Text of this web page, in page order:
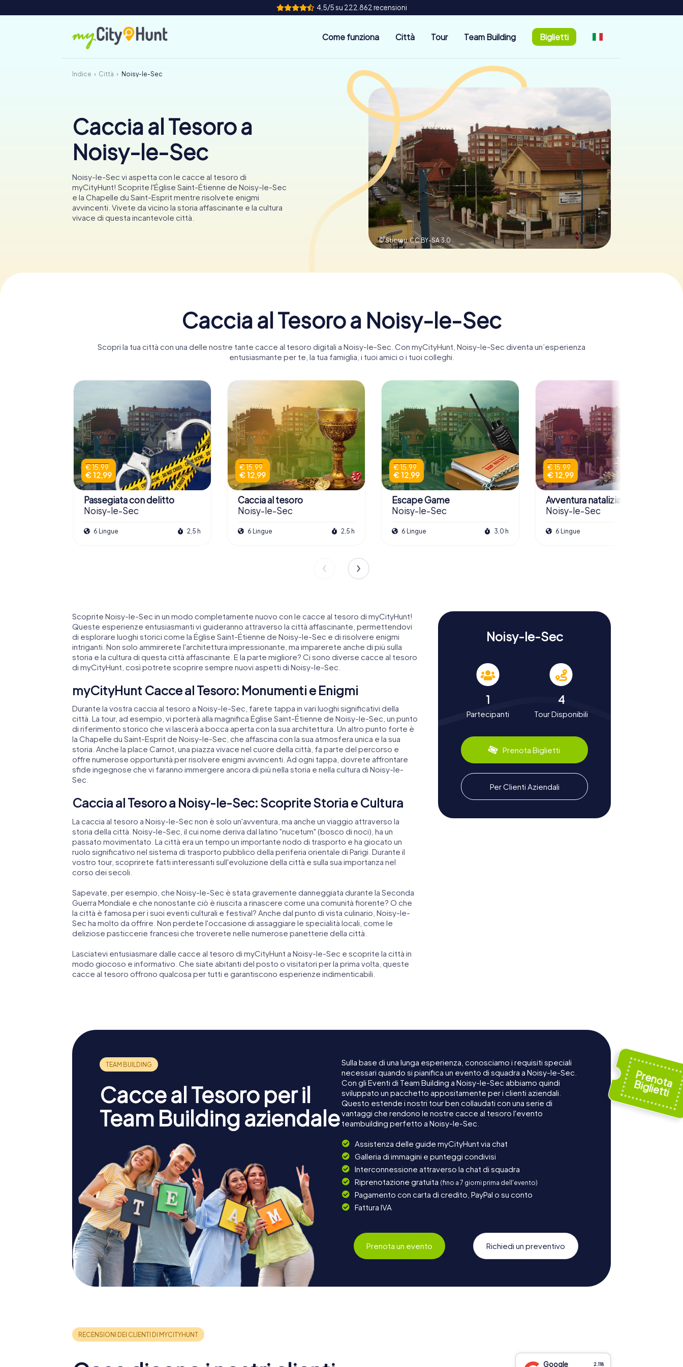
4,5/5 su 222.862 recensioni
Come funziona Città Tour Team Building Biglietti
Indice Città Noisy-le-Sec
Caccia al Tesoro a
Noisy-le-Sec
Noisy-le-Sec vi aspetta con le cacce al tesoro di
myCityHunt! Scoprite l'Église Saint-Étienne de Noisy-le-Sec
e la Chapelle du Saint-Esprit mentre risolvete enigmi
avvincenti. Vivete da vicino la storia affascinante e la cultura
vivace di questa incantevole città.
© Sticreu,CC BY-SA 3.0
Caccia al Tesoro a Noisy-le-Sec
Scopri la tua città con una delle nostre tante cacce al tesoro digitali a Noisy-le-Sec. Con myCityHunt, Noisy-le-Sec diventa un’esperienza
entusiasmante per te, la tua famiglia, i tuoi amici o i tuoi colleghi.
€ 15,99
€ 12,99
Passegiata con delitto
Noisy-le-Sec
6 Lingue 2,5 h
€ 15,99
€ 12,99
Caccia al tesoro
Noisy-le-Sec
6 Lingue 2,5 h
€ 15,99
€ 12,99
Escape Game
Noisy-le-Sec
6 Lingue 3,0 h
€ 15,99
€ 12,99
Avventura natalizia
Noisy-le-Sec
6 Lingue
Scoprite Noisy-le-Sec in un modo completamente nuovo con le cacce al tesoro di myCityHunt!
Queste esperienze entusiasmanti vi guideranno attraverso la città affascinante, permettendovi
di esplorare luoghi storici come la Église Saint-Étienne de Noisy-le-Sec e di risolvere enigmi
intriganti. Non solo ammirerete l'architettura impressionante, ma imparerete anche di più sulla
storia e la cultura di questa città affascinante. E la parte migliore? Ci sono diverse cacce al tesoro
di myCityHunt, così potrete scoprire sempre nuovi aspetti di Noisy-le-Sec.
myCityHunt Cacce al Tesoro: Monumenti e Enigmi
Durante la vostra caccia al tesoro a Noisy-le-Sec, farete tappa in vari luoghi significativi della
città. La tour, ad esempio, vi porterà alla magnifica Église Saint-Étienne de Noisy-le-Sec, un punto
di riferimento storico che vi lascerà a bocca aperta con la sua architettura. Un altro punto forte è
la Chapelle du Saint-Esprit de Noisy-le-Sec, che affascina con la sua atmosfera unica e la sua
storia. Anche la place Carnot, una piazza vivace nel cuore della città, fa parte del percorso e
offre numerose opportunità per risolvere enigmi avvincenti. Ad ogni tappa, dovrete affrontare
sfide ingegnose che vi faranno immergere ancora di più nella storia e nella cultura di Noisy-le-
Sec.
Caccia al Tesoro a Noisy-le-Sec: Scoprite Storia e Cultura
La caccia al tesoro a Noisy-le-Sec non è solo un'avventura, ma anche un viaggio attraverso la
storia della città. Noisy-le-Sec, il cui nome deriva dal latino "nucetum" (bosco di noci), ha un
passato movimentato. La città era un tempo un importante nodo di trasporto e ha giocato un
ruolo significativo nel sistema di trasporto pubblico della periferia orientale di Parigi. Durante il
vostro tour, scoprirete fatti interessanti sull'evoluzione della città e sulla sua importanza nel
corso dei secoli.
Sapevate, per esempio, che Noisy-le-Sec è stata gravemente danneggiata durante la Seconda
Guerra Mondiale e che nonostante ciò è riuscita a rinascere come una comunità fiorente? O che
la città è famosa per i suoi eventi culturali e festival? Anche dal punto di vista culinario, Noisy-le-
Sec ha molto da offrire. Non perdete l'occasione di assaggiare le specialità locali, come le
deliziose pasticcerie francesi che troverete nelle numerose panetterie della città.
Lasciatevi entusiasmare dalle cacce al tesoro di myCityHunt a Noisy-le-Sec e scoprite la città in
modo giocoso e informativo. Che siate abitanti del posto o visitatori per la prima volta, queste
cacce al tesoro offrono qualcosa per tutti e garantiscono esperienze indimenticabili.
Noisy-le-Sec
1
Partecipanti
4
Tour Disponibili
Prenota Biglietti
Per Clienti Aziendali
Cacce al Tesoro per il
Team Building aziendale
Sulla base di una lunga esperienza, conosciamo i requisiti speciali
necessari quando si pianifica un evento di squadra a Noisy-le-Sec.
Con gli Eventi di Team Building a Noisy-le-Sec abbiamo quindi
sviluppato un pacchetto appositamente per i clienti aziendali.
Questo estende i nostri tour ben collaudati con una serie di
vantaggi che rendono le nostre cacce al tesoro l'evento
teambuilding perfetto a Noisy-le-Sec.
Assistenza delle guide myCityHunt via chat
Galleria di immagini e punteggi condivisi
Interconnessione attraverso la chat di squadra
Riprenotazione gratuita (fino a 7 giorni prima dell'evento)
Pagamento con carta di credito, PayPal o su conto
Fattura IVA
Prenota un evento Richiedi un preventivo
Google 2.118